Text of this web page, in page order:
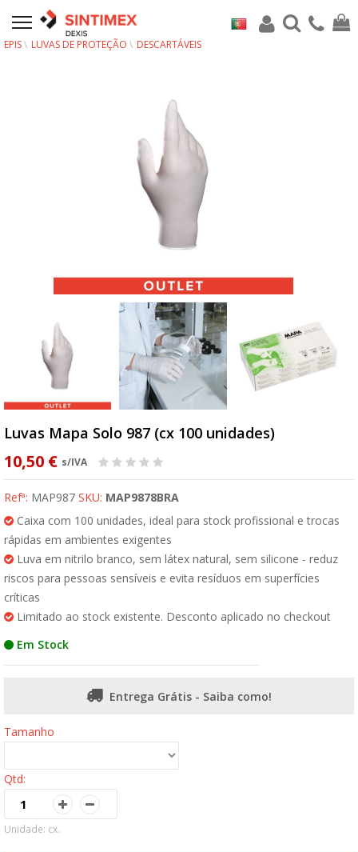
EPIS LUVAS DE PROTEÇÃO DESCARTÁVEIS
Luvas Mapa Solo 987 (cx 100 unidades)
10,50 € s/IVA
Refª: MAP987 SKU: MAP9878BRA
Caixa com 100 unidades, ideal para stock profissional e trocas
rápidas em ambientes exigentes
Luva em nitrilo branco, sem látex natural, sem silicone - reduz
riscos para pessoas sensíveis e evita resíduos em superfícies
críticas
Limitado ao stock existente. Desconto aplicado no checkout
Em Stock
Entrega Grátis - Saiba como!
Tamanho
Qtd:
Unidade: cx.